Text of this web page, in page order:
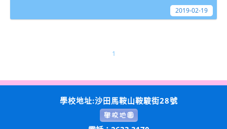
2019-02-19
1
學校地址:沙田馬鞍山鞍駿街28號